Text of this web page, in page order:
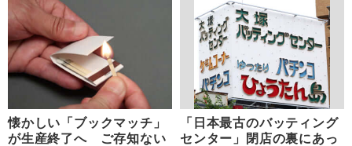
懐かしい「ブックマッチ」
が生産終了へ ご存知ない
「日本最古のバッティング
センター」閉店の裏にあっ